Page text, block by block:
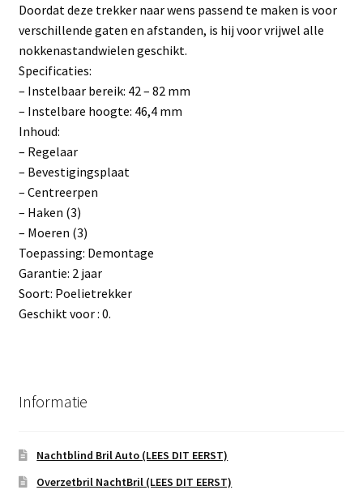
Doordat deze trekker naar wens passend te maken is voor
verschillende gaten en afstanden, is hij voor vrijwel alle
nokkenastandwielen geschikt.
Specificaties:
– Instelbaar bereik: 42 – 82 mm
– Instelbare hoogte: 46,4 mm
Inhoud:
– Regelaar
– Bevestigingsplaat
– Centreerpen
– Haken (3)
– Moeren (3)
Toepassing: Demontage
Garantie: 2 jaar
Soort: Poelietrekker
Geschikt voor : 0.
Informatie
Nachtblind Bril Auto (LEES DIT EERST)
Overzetbril NachtBril (LEES DIT EERST)